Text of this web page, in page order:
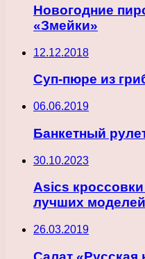
Новогодние
«Змейки»
12.12.2018
Суп-пюре из
06.06.2019
Банкетный
30.10.2023
Asics
лучших моделей
26.03.2019